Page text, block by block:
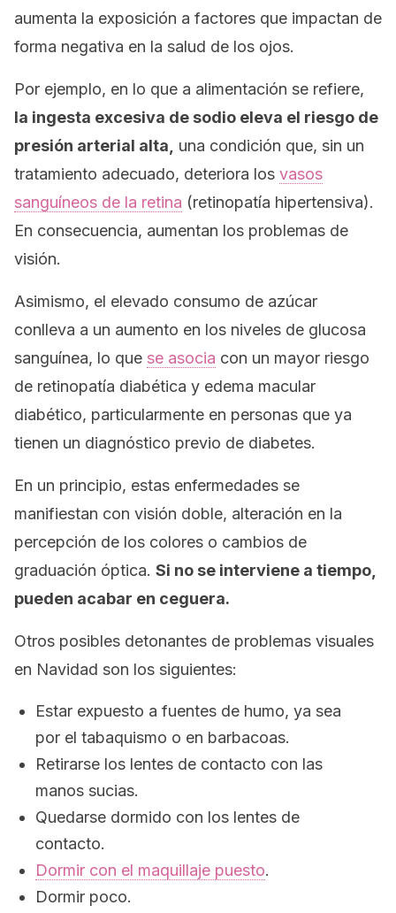
aumenta la exposición a factores que impactan de
forma negativa en la salud de los ojos.
Por ejemplo, en lo que a alimentación se refiere,
la ingesta excesiva de sodio eleva el riesgo de
presión arterial alta,
una condición que, sin un
tratamiento adecuado, deteriora los vasos
sanguíneos de la retina (retinopatía hipertensiva).
En consecuencia, aumentan los problemas de
visión.
Asimismo, el elevado consumo de azúcar
conlleva a un aumento en los niveles de glucosa
sanguínea, lo que se asocia con un mayor riesgo
de retinopatía diabética y edema macular
diabético, particularmente en personas que ya
tienen un diagnóstico previo de diabetes.
En un principio, estas enfermedades se
manifiestan con visión doble, alteración en la
percepción de los colores o cambios de
graduación óptica. Si no se interviene a tiempo,
pueden acabar en ceguera.
Otros posibles detonantes de problemas visuales
en Navidad son los siguientes:
Estar expuesto a fuentes de humo, ya sea
por el tabaquismo o en barbacoas.
Retirarse los lentes de contacto con las
manos sucias.
Quedarse dormido con los lentes de
contacto.
Dormir con el maquillaje puesto.
Dormir poco.